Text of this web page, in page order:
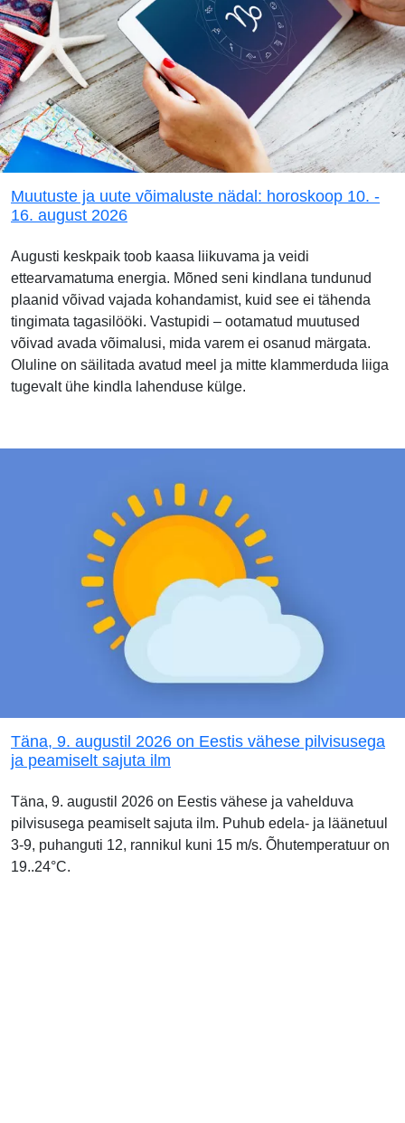
Muutuste ja uute võimaluste nädal: horoskoop 10. -
16. august 2026
Augusti keskpaik toob kaasa liikuvama ja veidi
ettearvamatuma energia. Mõned seni kindlana tundunud
plaanid võivad vajada kohandamist, kuid see ei tähenda
tingimata tagasilööki. Vastupidi – ootamatud muutused
võivad avada võimalusi, mida varem ei osanud märgata.
Oluline on säilitada avatud meel ja mitte klammerduda liiga
tugevalt ühe kindla lahenduse külge.
Täna, 9. augustil 2026 on Eestis vähese pilvisusega
ja peamiselt sajuta ilm
Täna, 9. augustil 2026 on Eestis vähese ja vahelduva
pilvisusega peamiselt sajuta ilm. Puhub edela- ja läänetuul
3-9, puhanguti 12, rannikul kuni 15 m/s. Õhutemperatuur on
19..24°C.